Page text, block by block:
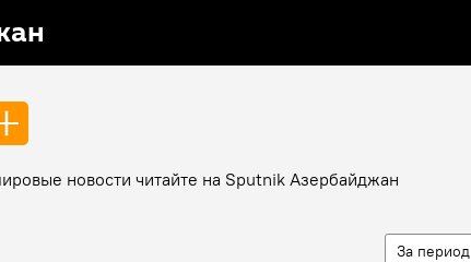
новости читайте на Sputnik Азербайджан
За период